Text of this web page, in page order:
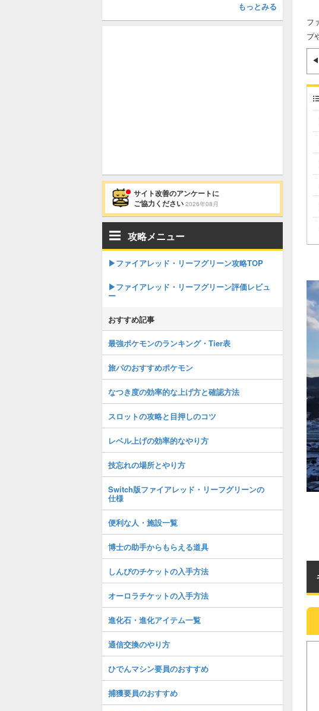
フ
プ
◀
もっとみる
サイト改善のアンケートに
ご協力ください 2026年08月
攻略メニュー
▶︎ファイアレッド・リーフグリーン攻略TOP
▶︎ファイアレッド・リーフグリーン評価レビュ
ー
おすすめ記事
最強ポケモンのランキング・Tier表
旅パのおすすめポケモン
なつき度の効率的な上げ方と確認方法
スロットの攻略と目押しのコツ
レベル上げの効率的なやり方
技忘れの場所とやり方
Switch版ファイアレッド・リーフグリーンの
仕様
便利な人・施設一覧
博士の助手からもらえる道具
しんぴのチケットの入手方法
オーロラチケットの入手方法
進化石・進化アイテム一覧
通信交換のやり方
ひでんマシン要員のおすすめ
捕獲要員のおすすめ